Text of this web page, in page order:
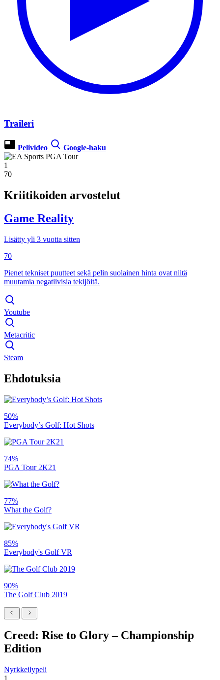
Traileri
Pelivideo Google-haku
1
70
Kriitikoiden arvostelut
Game Reality
Lisätty yli 3 vuotta sitten
70
Pienet tekniset puutteet sekä pelin suolainen hinta ovat niitä
muutamia negatiivisia tekijöitä.
Youtube
Metacritic
Steam
Ehdotuksia
50%
Everybody’s Golf: Hot Shots
74%
PGA Tour 2K21
77%
What the Golf?
85%
Everybody's Golf VR
90%
The Golf Club 2019
Creed: Rise to Glory – Championship
Edition
Nyrkkeilypeli